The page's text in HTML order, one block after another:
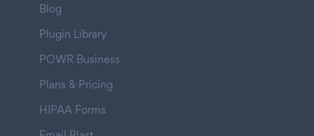
Blog
Plugin Library
POWR Business
Plans & Pricing
HIPAA Forms